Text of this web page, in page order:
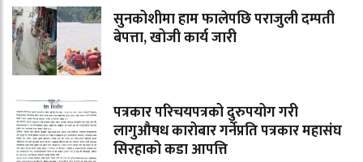
सुनकोशीमा हाम फालेपछि पराजुली दम्पती
बेपत्ता, खोजी कार्य जारी
पत्रकार परिचयपत्रको दुरुपयोग गरी
लागुऔषध कारोबार गर्नेप्रति पत्रकार महासंघ
सिरहाको कडा आपत्ति